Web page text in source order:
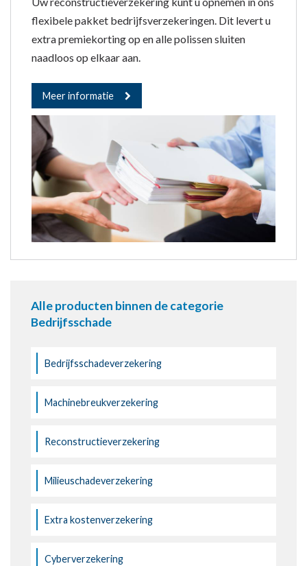
flexibele pakket bedrijfsverzekeringen. Dit levert u
extra premiekorting op en alle polissen sluiten
naadloos op elkaar aan.
Meer informatie
Alle producten binnen de categorie
Bedrijfsschade
Bedrijfsschadeverzekering
Machinebreukverzekering
Reconstructieverzekering
Milieuschadeverzekering
Extra kostenverzekering
Cyberverzekering